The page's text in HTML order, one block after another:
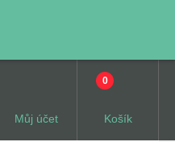
Můj účet Košík
0